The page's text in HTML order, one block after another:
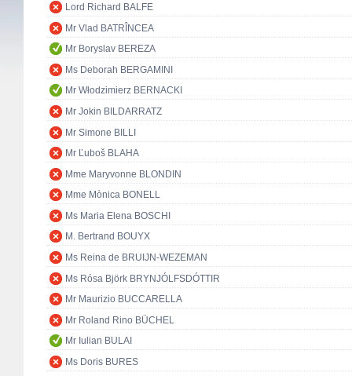
Lord Richard BALFE
Mr Vlad BATRÎNCEA
Mr Boryslav BEREZA
Ms Deborah BERGAMINI
Mr Włodzimierz BERNACKI
Mr Jokin BILDARRATZ
Mr Simone BILLI
Mr Ľuboš BLAHA
Mme Maryvonne BLONDIN
Mme Mònica BONELL
Ms Maria Elena BOSCHI
M. Bertrand BOUYX
Ms Reina de BRUIJN-WEZEMAN
Ms Rósa Björk BRYNJÓLFSDÓTTIR
Mr Maurizio BUCCARELLA
Mr Roland Rino BÜCHEL
Mr Iulian BULAI
Ms Doris BURES